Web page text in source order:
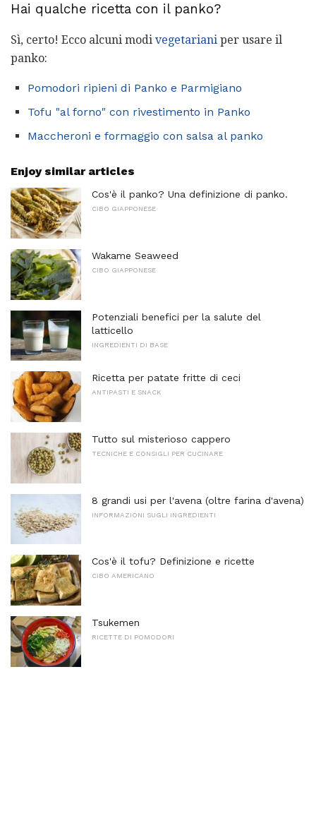
Hai qualche ricetta con il panko?
Sì, certo! Ecco alcuni modi vegetariani per usare il
panko:
Pomodori ripieni di Panko e Parmigiano
Tofu "al forno" con rivestimento in Panko
Maccheroni e formaggio con salsa al panko
Enjoy similar articles
Cos'è il panko? Una definizione di panko.
CIBO GIAPPONESE
Wakame Seaweed
CIBO GIAPPONESE
Potenziali benefici per la salute del
latticello
INGREDIENTI DI BASE
Ricetta per patate fritte di ceci
ANTIPASTI E SNACK
Tutto sul misterioso cappero
TECNICHE E CONSIGLI PER CUCINARE
8 grandi usi per l'avena (oltre farina d'avena)
INFORMAZIONI SUGLI INGREDIENTI
Cos'è il tofu? Definizione e ricette
CIBO AMERICANO
Tsukemen
RICETTE DI POMODORI